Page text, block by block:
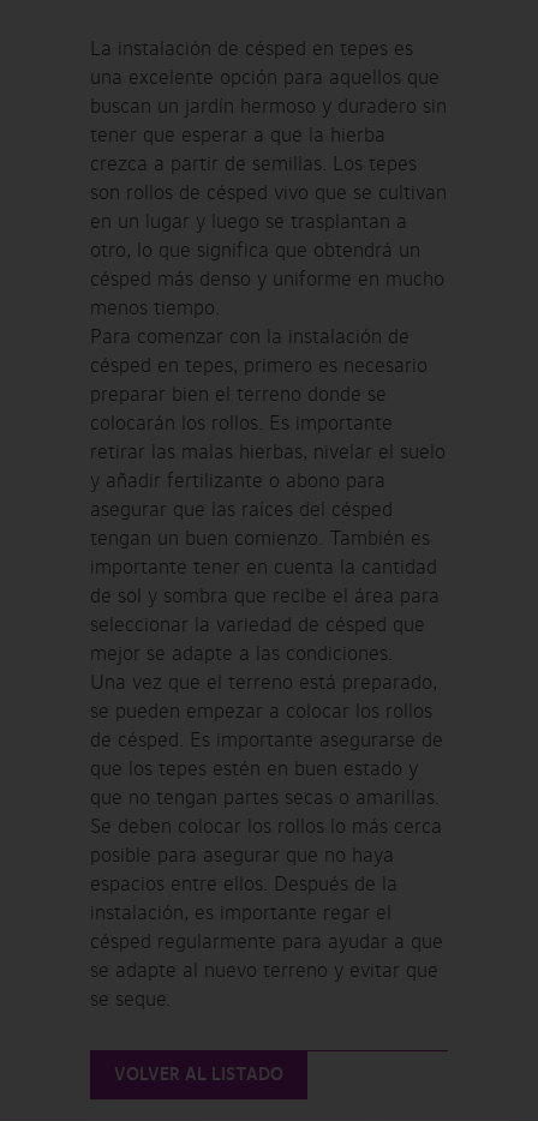
La instalación de césped en tepes es
una excelente opción para aquellos que
buscan un jardín hermoso y duradero sin
tener que esperar a que la hierba
crezca a partir de semillas. Los tepes
son rollos de césped vivo que se cultivan
en un lugar y luego se trasplantan a
otro, lo que significa que obtendrá un
césped más denso y uniforme en mucho
menos tiempo.
Para comenzar con la instalación de
césped en tepes, primero es necesario
preparar bien el terreno donde se
colocarán los rollos. Es importante
retirar las malas hierbas, nivelar el suelo
y añadir fertilizante o abono para
asegurar que las raíces del césped
tengan un buen comienzo. También es
importante tener en cuenta la cantidad
de sol y sombra que recibe el área para
seleccionar la variedad de césped que
mejor se adapte a las condiciones.
Una vez que el terreno está preparado,
se pueden empezar a colocar los rollos
de césped. Es importante asegurarse de
que los tepes estén en buen estado y
que no tengan partes secas o amarillas.
Se deben colocar los rollos lo más cerca
posible para asegurar que no haya
espacios entre ellos. Después de la
instalación, es importante regar el
césped regularmente para ayudar a que
se adapte al nuevo terreno y evitar que
se seque.
VOLVER AL LISTADO